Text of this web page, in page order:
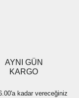
AYNI GÜN
KARGO
kadar vereceğiniz